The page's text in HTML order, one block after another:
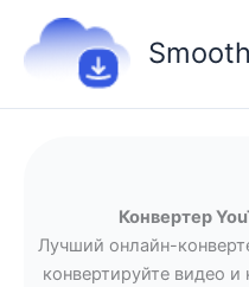
Перейти
содержимому
Конвертер
Лучший онлайн-
конвертируйте видео